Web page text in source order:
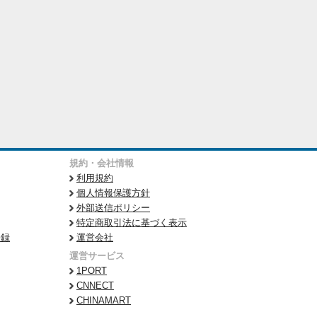
規約・会社情報
利用規約
個人情報保護方針
外部送信ポリシー
特定商取引法に基づく表示
運営会社
運営サービス
1PORT
CNNECT
CHINAMART